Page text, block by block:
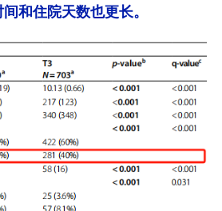
和住院天数也更长。